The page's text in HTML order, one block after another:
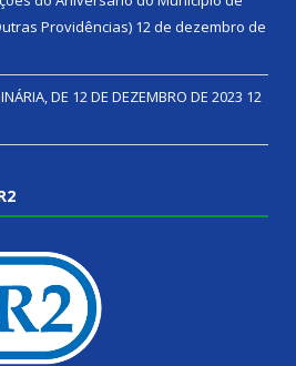
Providências) 12 de dezembro de
DE 12 DE DEZEMBRO DE 2023 12